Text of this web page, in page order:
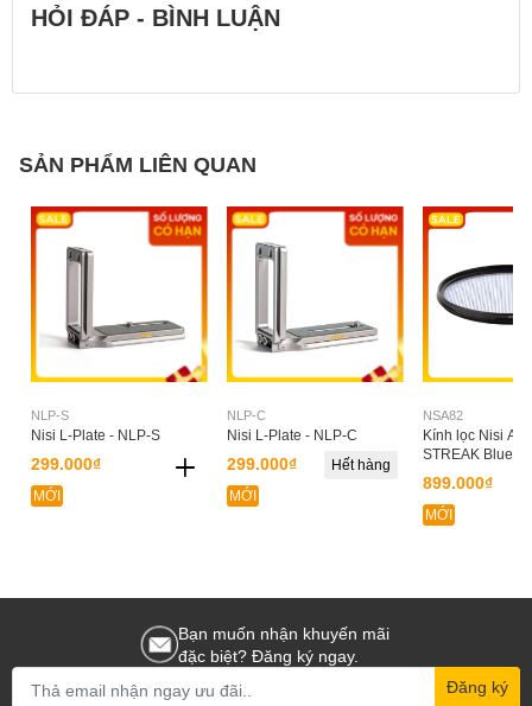
HỎI ĐÁP - BÌNH LUẬN
SẢN PHẨM LIÊN QUAN
NLP-S
Nisi L-Plate - NLP-S
299.000₫
MỚI
NLP-C
Nisi L-Plate - NLP-C
299.000₫
Hết hàng
MỚI
NSA82
Kính lọc Nisi
STREAK Blue
899.000₫
MỚI
Bạn muốn nhận khuyến mãi
đặc biệt? Đăng ký ngay.
Đăng ký